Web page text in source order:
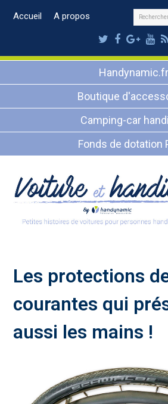
Accueil A propos
Twitter
Facebook
Plus
Handynamic.fr
Boutique
Camping-car
Fonds de dotation
Les protections
courantes qui
aussi les mains !